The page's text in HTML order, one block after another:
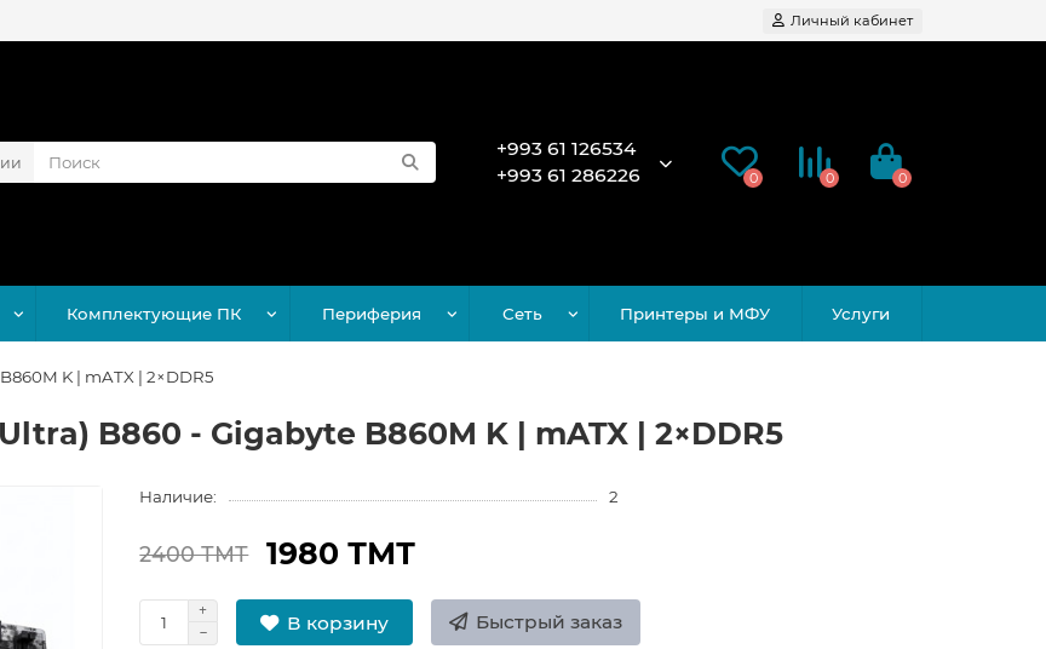
Личный кабинет
+993 61 126534
+993 61 286226
0 0 0
Комплектующие ПК Периферия Сеть Принтеры и МФУ Услуги
K | mATX | 2×DDR5
B860 - Gigabyte B860M K | mATX | 2×DDR5
Наличие: 2
2400 ТМТ 1980 ТМТ
В корзину Быстрый заказ